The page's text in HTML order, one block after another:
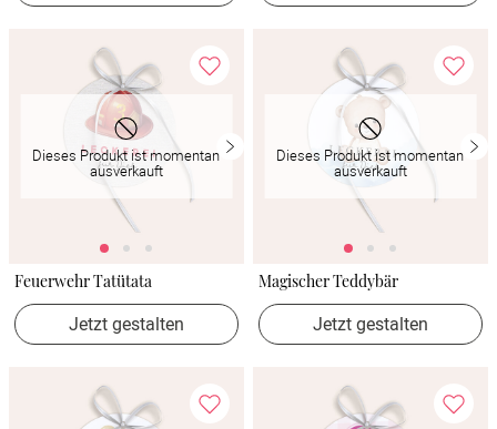
Dieses Produkt ist momentan
ausverkauft
Feuerwehr Tatütata
Jetzt gestalten
Dieses Produkt ist momentan
ausverkauft
Magischer Teddybär
Jetzt gestalten